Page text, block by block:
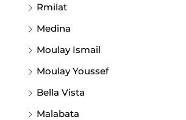
Rmilat
Medina
Moulay Ismail
Moulay Youssef
Bella Vista
Malabata